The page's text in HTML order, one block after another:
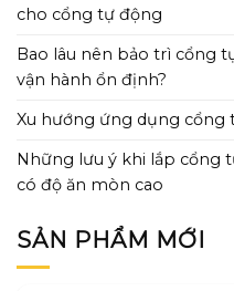
cho cổng tự động
Bao lâu nên bảo trì cổng
vận hành ổn định?
Xu hướng ứng dụng
Những lưu ý khi lắp cổng
có độ ăn mòn cao
SẢN PHẨM MỚI